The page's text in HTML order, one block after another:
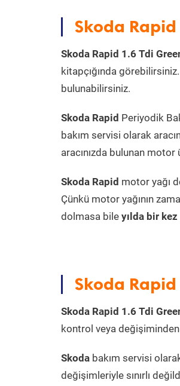
Skoda Rapid
Skoda Rapid 1.6 Tdi
kitapçığında
bulunabilirsiniz.
Skoda Rapid Periyodik
bakım servisi olarak
aracınızda bulunan
Skoda Rapid motor yağı
Çünkü motor yağının
dolmasa bile yılda bir kez
Skoda Rapid
Skoda Rapid 1.6 Tdi
kontrol veya
Skoda bakım servisi
değişimleriyle sınırlı